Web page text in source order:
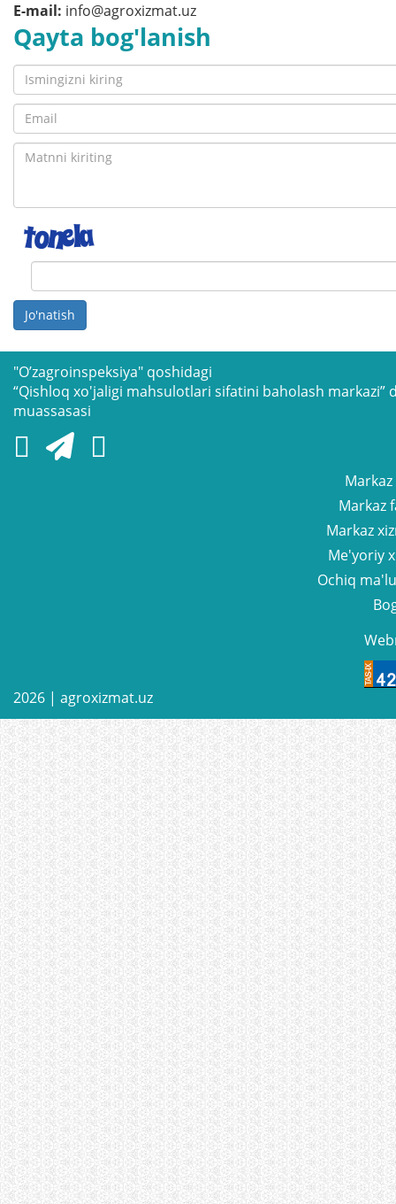
E-mail: info@agroxizmat.uz
Qayta bog'lanish
Jo'natish
"O’zagroinspeksiya" qoshidagi
“Qishloq xo'jaligi mahsulotlari sifatini baholash markazi”
muassasasi
Markaz
Markaz
Me'yoriy
Ochiq
2026 | agroxizmat.uz